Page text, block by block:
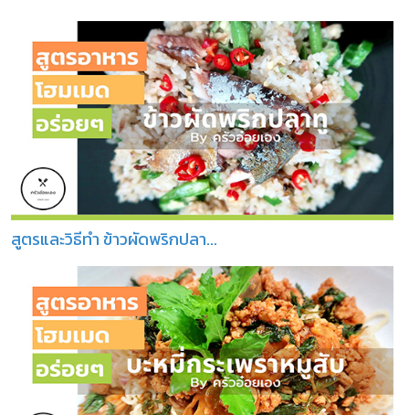
สูตรและวิธีทำ ข้าวผัดพริกปลา...